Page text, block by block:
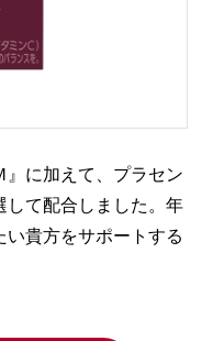
に加えて、プラセン
して配合しました。年
貴方をサポートする